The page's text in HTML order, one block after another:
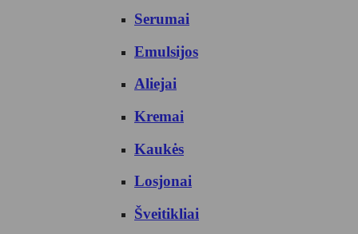
Serumai
Emulsijos
Aliejai
Kremai
Kaukės
Losjonai
Šveitikliai